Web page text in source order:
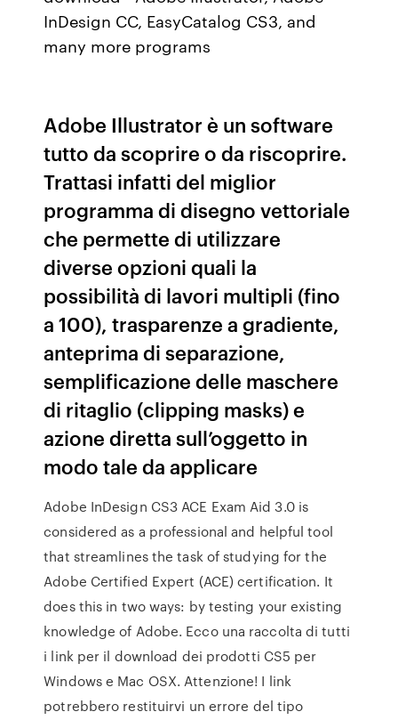
InDesign CC, EasyCatalog CS3, and
many more programs
Adobe Illustrator è un software
tutto da scoprire o da riscoprire.
Trattasi infatti del miglior
programma di disegno vettoriale
che permette di utilizzare
diverse opzioni quali la
possibilità di lavori multipli (fino
a 100), trasparenze a gradiente,
anteprima di separazione,
semplificazione delle maschere
di ritaglio (clipping masks) e
azione diretta sull’oggetto in
modo tale da applicare
Adobe InDesign CS3 ACE Exam Aid 3.0 is
considered as a professional and helpful tool
that streamlines the task of studying for the
Adobe Certified Expert (ACE) certification. It
does this in two ways: by testing your existing
knowledge of Adobe. Ecco una raccolta di tutti
i link per il download dei prodotti CS5 per
Windows e Mac OSX. Attenzione! I link
potrebbero restituirvi un errore del tipo